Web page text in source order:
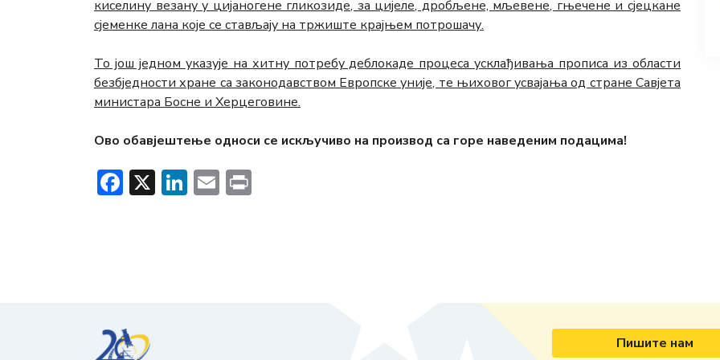
киселину везану у цијаногене гликозиде, за цијеле, дробљене, мљевене, гњечене и сјецкане
сјеменке лана које се стављају на тржиште крајњем потрошачу.
То још једном указује на хитну потребу деблокаде процеса усклађивања прописа из области
безбједности хране са законодавством Европске уније, те њиховог усвајања од стране Савјета
министара Босне и Херцеговине.
Ово обавјештење односи се искључиво на производ са горе наведеним подацима!
Facebook
X LinkedIn
Email
Пишите нам